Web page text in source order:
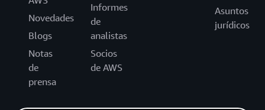
Novedades
Blogs
Notas
de
prensa
Informes
de
analistas
Socios
de AWS
Asuntos
jurídicos